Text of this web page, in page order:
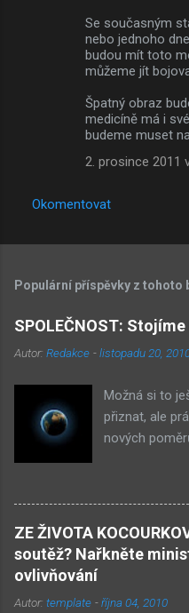
Se současným
nebo jednoho
budou mít toto
můžeme jít
Špatný obraz
medicíně má i
budeme muset
2. prosince 2011
Okomentovat
Populární příspěvky z tohoto
SPOLEČNOST:
Autor: Redakce -listopadu 20,
Možná si to
přiznat, ale
nových
Novými
přiklonění se
známých
to buď nová
nacismus.
společnosti
ZE ŽIVOTA
soutěž? Nařkněte
ovlivňování
Autor: template -října 04, 2010